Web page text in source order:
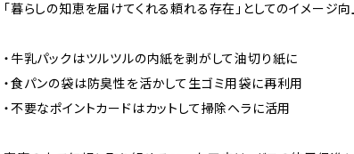
「暮らしの知恵を届けてくれる頼れる存在」としてのイメージ向
・牛乳パックはツルツルの内紙を剥がして油切り紙に
・食パンの袋は防臭性を活かして生ゴミ用袋に再利用
・不要なポイントカードはカットして掃除ヘラに活用